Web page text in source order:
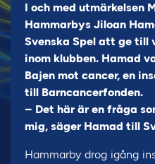
I och med utmärkelsen
Hammarbys Jiloan
Svenska Spel att ge
inom klubben. Hamad
Bajen mot cancer, en
till Barncancerfonden.
– Det här är en fråga
mig, säger Hamad till
Hammarby drog igång